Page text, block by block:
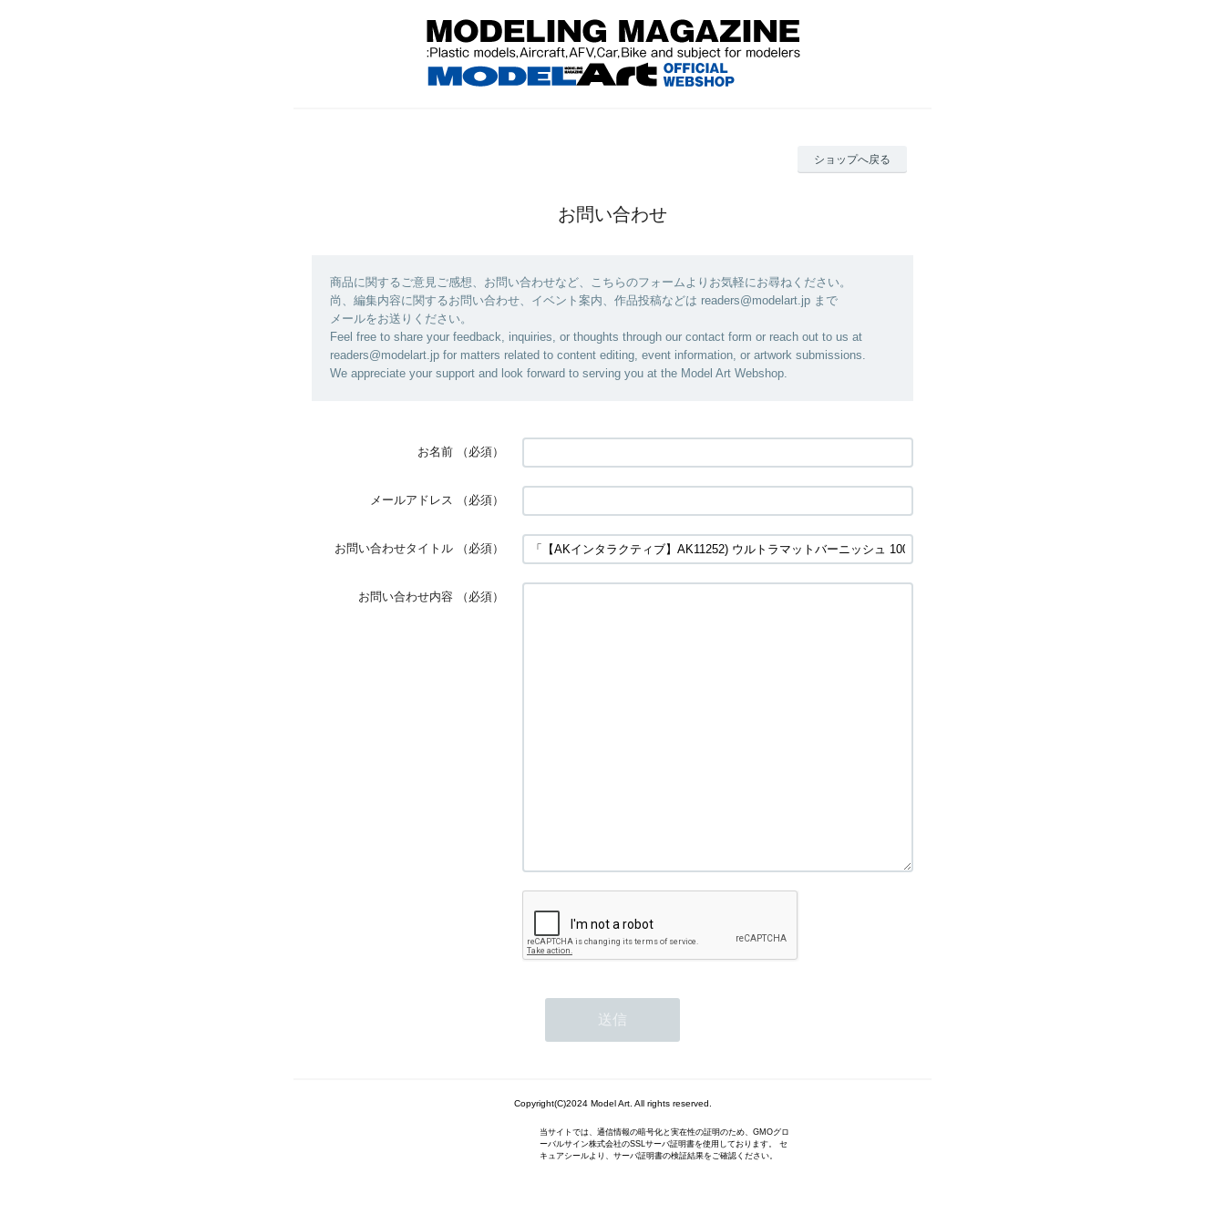
ショップへ戻る
お問い合わせ
商品に関するご意見ご感想、お問い合わせなど、こちらのフォームよりお気軽にお尋ねください。
尚、編集内容に関するお問い合わせ、イベント案内、作品投稿などは readers@modelart.jp まで
メールをお送りください。
Feel free to share your feedback, inquiries, or thoughts through our contact form or reach out to us at
readers@modelart.jp for matters related to content editing, event information, or artwork submissions.
We appreciate your support and look forward to serving you at the Model Art Webshop.
お名前 （必須）
メールアドレス （必須）
お問い合わせタイトル （必須）
お問い合わせ内容 （必須）
Copyright(C)2024 Model Art. All rights reserved.
当サイトでは、通信情報の暗号化と実在性の証明のため、GMOグロ
ーバルサイン株式会社のSSLサーバ証明書を使用しております。 セ
キュアシールより、サーバ証明書の検証結果をご確認ください。